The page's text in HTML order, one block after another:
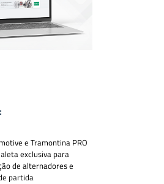
e Tramontina PRO
exclusiva para
de alternadores e
partida